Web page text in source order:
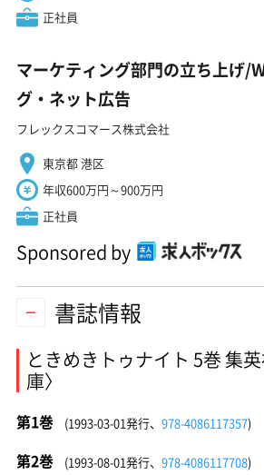
正社員
マーケティング部門の立ち上げ/
グ・ネット広告
フレックスコマース株式会社
東京都 港区
年収600万円～900万円
正社員
Sponsored by
書誌情報
ときめきトゥナイト 5巻 集
庫〉
第1巻 (1993-03-01発行、 978-4086117357)
第2巻 (1993-08-01発行、 978-4086117708)